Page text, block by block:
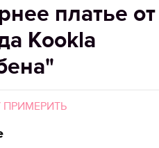
платье от
Kookla
ПРИМЕРИТЬ